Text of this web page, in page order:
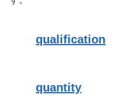
qualification
quantity